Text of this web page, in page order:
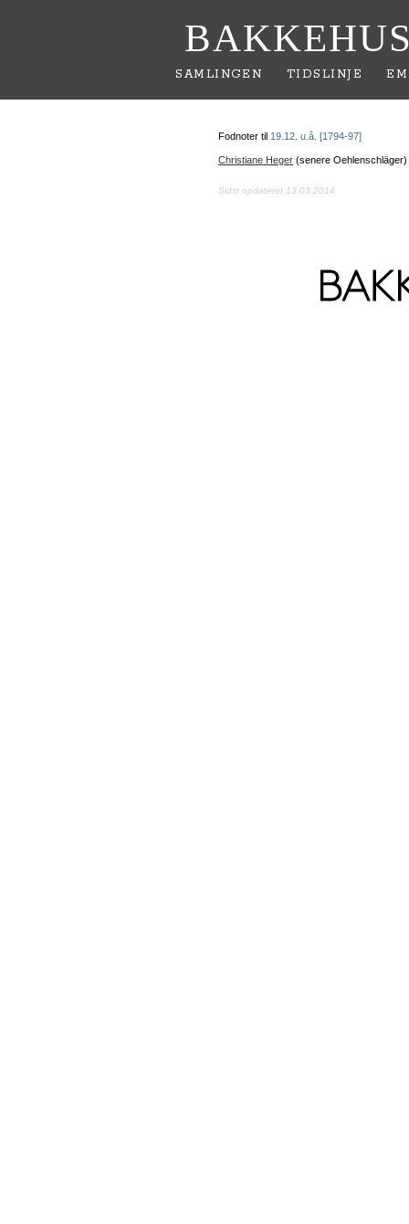
SAMLINGEN TIDSLINJE
Fodnoter til 19.12. u.å. [1794-97]
Christiane Heger (senere Oehlenschläger)
Sidst opdateret 13.03.2014